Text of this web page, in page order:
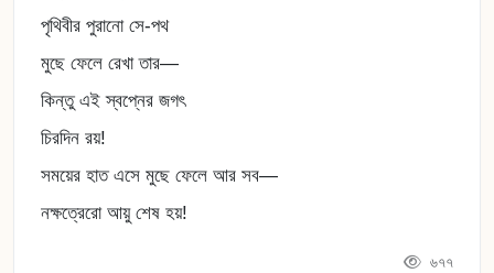
পৃথিবীর পুরানো সে-পথ
মুছে ফেলে রেখা তার—
কিন্তু এই স্বপ্নের জগৎ
চিরদিন রয়!
সময়ের হাত এসে মুছে ফেলে আর সব—
নক্ষত্রেরো আয়ু শেষ হয়!
৬৭৭